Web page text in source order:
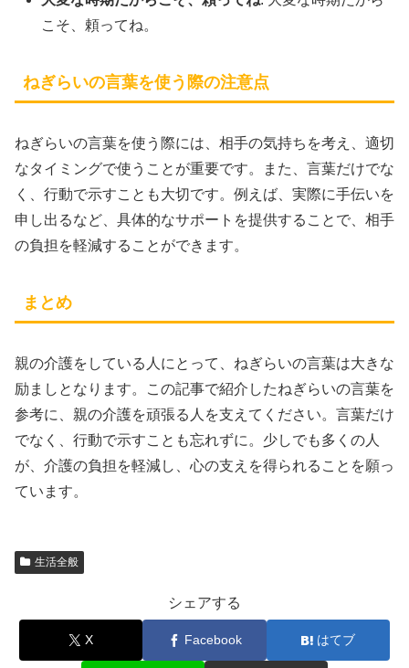
こそ、頼ってね。
ねぎらいの言葉を使う際の注意点
ねぎらいの言葉を使う際には、相手の気持ちを考え、適切
なタイミングで使うことが重要です。また、言葉だけでな
く、行動で示すことも大切です。例えば、実際に手伝いを
申し出るなど、具体的なサポートを提供することで、相手
の負担を軽減することができます。
まとめ
親の介護をしている人にとって、ねぎらいの言葉は大きな
励ましとなります。この記事で紹介したねぎらいの言葉を
参考に、親の介護を頑張る人を支えてください。言葉だけ
でなく、行動で示すことも忘れずに。少しでも多くの人
が、介護の負担を軽減し、心の支えを得られることを願っ
ています。
生活全般
シェアする
X Facebook はてブ